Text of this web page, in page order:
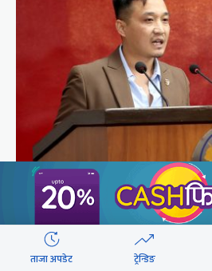
संसद्को रोष्ट्रमबाटै गृहमन्त्रीले दिए
ताजा अपडेट ट्रेन्डिङ